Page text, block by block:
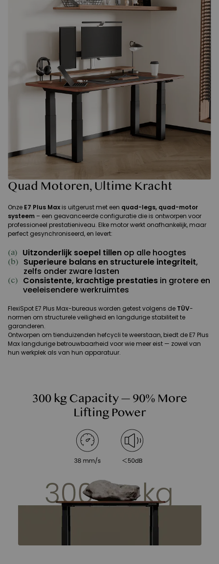
Quad Motoren, Ultime Kracht
Onze E7 Plus Max is uitgerust met een quad-legs, quad-motor
systeem – een geavanceerde configuratie die is ontworpen voor
professioneel prestatieniveau. Elke motor werkt onafhankelijk, maar
perfect gesynchroniseerd, en levert:
(a) Uitzonderlijk soepel tillen op alle hoogtes
(b) Superieure balans en structurele integriteit,
zelfs onder zware lasten
(c) Consistente, krachtige prestaties in grotere en
veeleisendere werkruimtes
FlexiSpot E7 Plus Max-bureaus worden getest volgens de TÜV-
normen om structurele veiligheid en langdurige stabiliteit te
garanderen.
Ontworpen om tienduizenden hefcycli te weerstaan, biedt de E7 Plus
Max langdurige betrouwbaarheid voor wie meer eist — zowel van
hun werkplek als van hun apparatuur.